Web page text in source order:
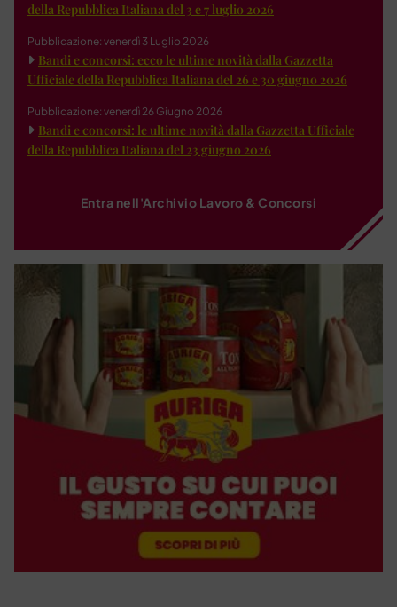
della Repubblica Italiana del 3 e 7 luglio 2026
Pubblicazione: venerdì 3 Luglio 2026
Bandi e concorsi: ecco le ultime novità dalla Gazzetta
Ufficiale della Repubblica Italiana del 26 e 30 giugno 2026
Pubblicazione: venerdì 26 Giugno 2026
Bandi e concorsi: le ultime novità dalla Gazzetta Ufficiale
della Repubblica Italiana del 23 giugno 2026
Entra nell'Archivio Lavoro & Concorsi